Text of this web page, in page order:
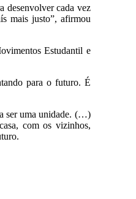
desenvolver cada vez
mais justo”, afirmou
Estudantil e
para o futuro. É
ser uma unidade. (…)
com os vizinhos,